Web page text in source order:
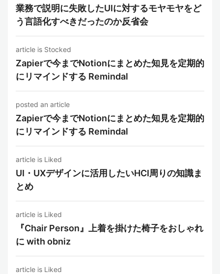
業務で説明に失敗したUIに対するモヤモヤをど
う言語化すべきだったのか反省会
article is Stocked
Zapierで今までNotionにまとめた知見を定期的
にリマインドする Remindal
posted an article
Zapierで今までNotionにまとめた知見を定期的
にリマインドする Remindal
article is Liked
UI・UXデザインに活用したいHCI周りの知識ま
とめ
article is Liked
『Chair Person』上着を掛けた椅子をおしゃれ
に with obniz
article is Liked